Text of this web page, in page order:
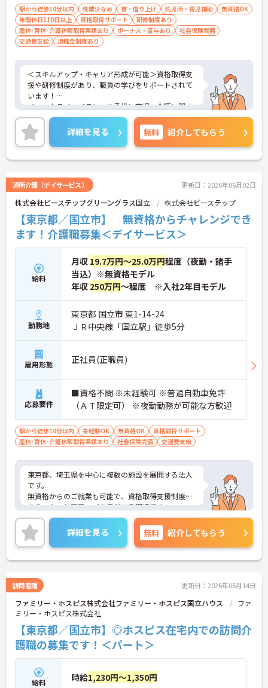
駅から徒歩10分以内 残業少なめ 寮・借り上げ 託児所・育児補助
無資格OK
年間休日110日以上
資格取得サポート
研修制度あり
産休･育休･介護休暇取得実績あり
ボーナス・賞与あり
社会保険完備
交通費支給
退職金制度あり
＜スキルアップ・キャリア形成が可能＞資格取得支
援や研修制度があり、職員の学びをサポートされて
います！
＜ワークライフバランスを重視＞育児・介護に関す
る制度や社宅制度、各種手当など、長く安心して働
きやすい環境が整っています。
＜寄り添ったケアの実施＞利用者さまに深く寄り添
ったサービスの提供を目指し、職員の専門性を高め
るような人材育成にも注力されています。
詳細をお話ししますのでお気軽にご相談ください！
詳細を見る 無料 紹介してもらう
通所介護（デイサービス） 更新日：2026年06月02日
株式会社ビーステップグリーングラス国立 株式会社ビーステップ
【東京都／国立市】 無資格からチャレンジでき
ます！介護職募集＜デイサービス＞
給料
月収 19.7万円～25.0万円程度（夜勤・諸手
当込）※無資格モデル
年収 250万円～程度 ※入社2年目モデル
勤務地
東京都 国立市 東1-14-24
ＪＲ中央線「国立駅」徒歩5分
雇用形態 正社員(正職員)
応募要件
■資格不問 ※未経験可 ※普通自動車免許
（ＡＴ限定可） ※夜勤勤務が可能な方歓迎
駅から徒歩10分以内 未経験OK 無資格OK
資格取得サポート
産休･育休･介護休暇取得実績あり
社会保険完備 交通費支給
東京都、埼玉県を中心に複数の施設を展開する法人
です。
無資格からのご就業も可能で、資格取得支援制度も
あり、キャリアアップを目指せる環境です。
月8～9日のシフト制のお休みは希望休の考慮もあ
り、プライベートとの両立もしやすいです。
ご興味のある方は是非お気軽にお問い合わせくださ
い。
詳細を見る 無料 紹介してもらう
訪問看護 更新日：2026年05月14日
ファミリー・ホスピス株式会社ファミリー・ホスピス国立ハウス
ファ
ミリー・ホスピス株式会社
【東京都／国立市】◎ホスピス在宅内での訪問介
護職の募集です！＜パート＞
給料 時給1,230円～1,350円